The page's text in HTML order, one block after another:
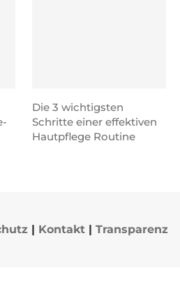
Die 3 wichtigsten
Schritte einer effektiven
Hautpflege Routine
| Kontakt | Transparenz